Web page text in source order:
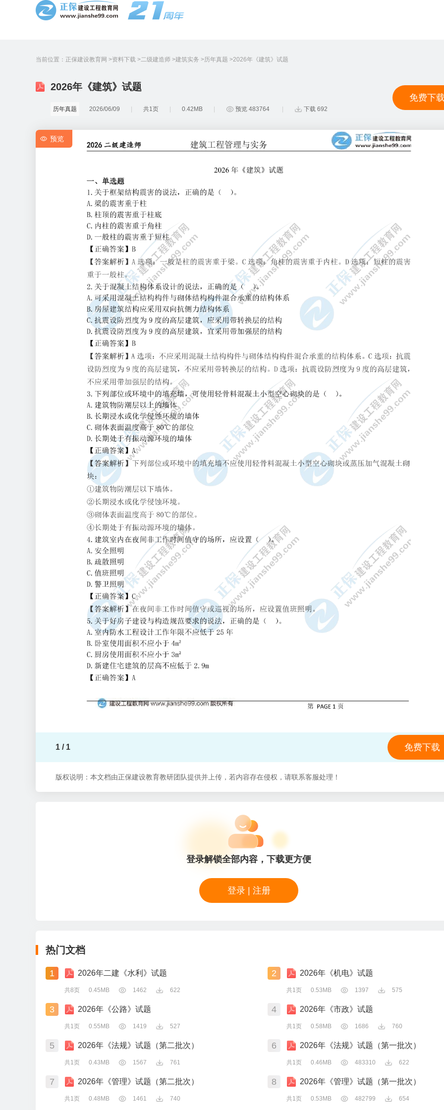
当前位置： 正保建设教育网 资料下载 二级建造师 建筑实务 历年真题 2026年《建筑》试题
2026年《建筑》试题
历年真题 2026/06/09 共1页 0.42MB 预览 483764 下载 692
免费下
预览
1 / 1 免费下载
版权说明：本文档由正保建设教育教研团队提供并上传，若内容存在侵权，请联系客服处理！
登录解锁全部内容，下载更方便
登录| 注册
热门文档
1 2026年二建《水利》试题
共8页 0.45MB 1462 622
2 2026年《机电》试题
共1页 0.53MB 1397 575
3 2026年《公路》试题
共1页 0.55MB 1419 527
4 2026年《市政》试题
共1页 0.58MB 1686 760
5 2026年《法规》试题（第二批次）
共1页 0.43MB 1567 761
6 2026年《法规》试题（第一批次）
共1页 0.46MB 483310 622
7 2026年《管理》试题（第二批次）
共1页 0.48MB 1461 740
8 2026年《管理》试题（第一批次）
共1页 0.53MB 482799 654